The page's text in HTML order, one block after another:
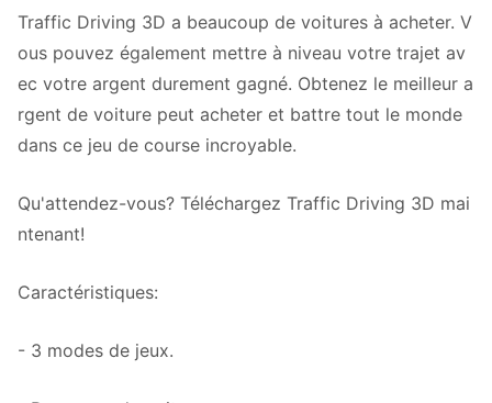
Traffic Driving 3D a beaucoup de voitures à acheter. V
ous pouvez également mettre à niveau votre trajet av
ec votre argent durement gagné. Obtenez le meilleur a
rgent de voiture peut acheter et battre tout le monde
dans ce jeu de course incroyable.
Qu'attendez-vous? Téléchargez Traffic Driving 3D mai
ntenant!
Caractéristiques:
- 3 modes de jeux.